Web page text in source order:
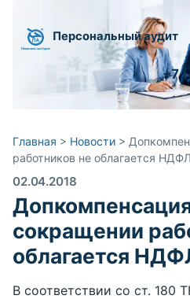
Персональный аудит
+7
Главная > Новости >
работников не облагается
02.04.2018
сокращении
облагается
В соответствии со ст. 180